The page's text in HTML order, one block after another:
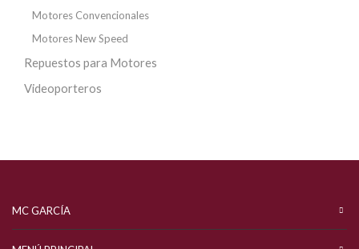
Motores Convencionales
Motores New Speed
Repuestos para Motores
Videoporteros
MC GARCÍA